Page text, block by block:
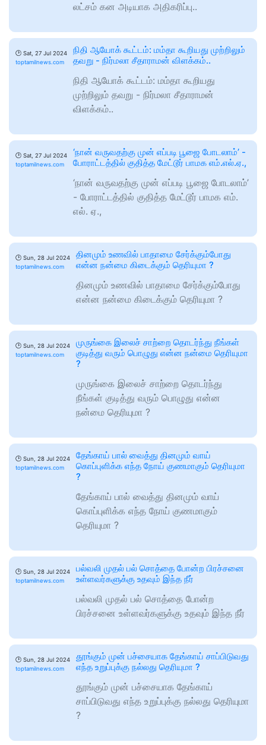
லட்சம் கன அடியாக அதிகரிப்பு..
🕑 Sat, 27 Jul 2024
toptamilnews.com
நிதி ஆயோக் கூட்டம்: மம்தா கூறியது முற்றிலும்
தவறு - நிர்மலா சீதாராமன் விளக்கம்..
நிதி ஆயோக் கூட்டம்: மம்தா கூறியது
முற்றிலும் தவறு - நிர்மலா சீதாராமன்
விளக்கம்..
🕑 Sat, 27 Jul 2024
toptamilnews.com
‘நான் வருவதற்கு முன் எப்படி பூஜை போடலாம்’ -
போராட்டத்தில் குதித்த மேட்டூர் பாமக எம்.எல்.ஏ.,
‘நான் வருவதற்கு முன் எப்படி பூஜை போடலாம்’
- போராட்டத்தில் குதித்த மேட்டூர் பாமக எம்.
எல். ஏ.,
🕑 Sun, 28 Jul 2024
toptamilnews.com
தினமும் உணவில் பாதாமை சேர்க்கும்போது
என்ன நன்மை கிடைக்கும் தெரியுமா ?
தினமும் உணவில் பாதாமை சேர்க்கும்போது
என்ன நன்மை கிடைக்கும் தெரியுமா ?
🕑 Sun, 28 Jul 2024
toptamilnews.com
முருங்கை இலைச் சாற்றை தொடர்ந்து நீங்கள்
குடித்து வரும் பொழுது என்ன நன்மை தெரியுமா
?
முருங்கை இலைச் சாற்றை தொடர்ந்து
நீங்கள் குடித்து வரும் பொழுது என்ன
நன்மை தெரியுமா ?
🕑 Sun, 28 Jul 2024
toptamilnews.com
தேங்காய் பால் வைத்து தினமும் வாய்
கொப்புளிக்க எந்த நோய் குணமாகும் தெரியுமா
?
தேங்காய் பால் வைத்து தினமும் வாய்
கொப்புளிக்க எந்த நோய் குணமாகும்
தெரியுமா ?
🕑 Sun, 28 Jul 2024
toptamilnews.com
பல்வலி முதல் பல் சொத்தை போன்ற பிரச்சனை
உள்ளவர்களுக்கு உதவும் இந்த நீர்
பல்வலி முதல் பல் சொத்தை போன்ற
பிரச்சனை உள்ளவர்களுக்கு உதவும் இந்த நீர்
🕑 Sun, 28 Jul 2024
toptamilnews.com
தூங்கும் முன் பச்சையாக தேங்காய் சாப்பிடுவது
எந்த உறுப்புக்கு நல்லது தெரியுமா ?
தூங்கும் முன் பச்சையாக தேங்காய்
சாப்பிடுவது எந்த உறுப்புக்கு நல்லது தெரியுமா
?